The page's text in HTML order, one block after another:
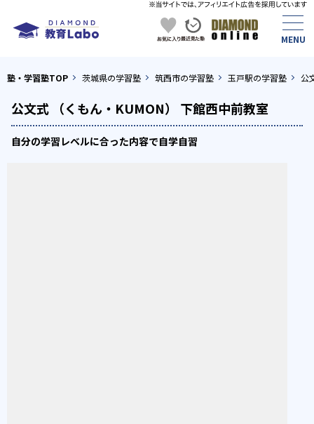
塾・学習塾TOP 茨城県の学習塾 筑西市の学習塾 玉戸駅の学習塾 公
公文式 （くもん・KUMON） 下館西中前教室
自分の学習レベルに合った内容で自学自習